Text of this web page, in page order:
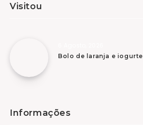
Visitou
Bolo de laranja e iogurte
Informações